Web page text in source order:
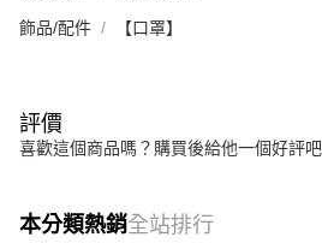
飾品/配件 【口罩】
評價
喜歡這個商品嗎？購買後給他一個好評吧
本分類熱銷全站排行